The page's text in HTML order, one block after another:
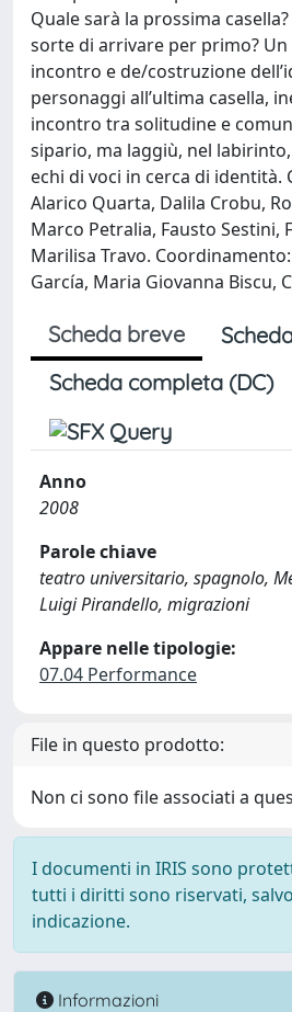
Quale sarà la prossima
sorte di arrivare per primo?
incontro e de/costruzione
personaggi all’ultima casella,
incontro tra solitudine e
sipario, ma laggiù, nel
echi di voci in cerca di identità.
Alarico Quarta, Dalila Crobu,
Marco Petralia, Fausto Sestini,
Marilisa Travo.
García, Maria Giovanna Biscu,
Scheda breve
Scheda completa (DC)
Anno
2008
Parole chiave
teatro universitario, spagnolo,
Luigi Pirandello, migrazioni
Appare nelle tipologie:
07.04 Performance
File in questo prodotto:
Non ci sono file associati a
I documenti in IRIS sono
tutti i diritti sono riservati,
indicazione.
Informazioni